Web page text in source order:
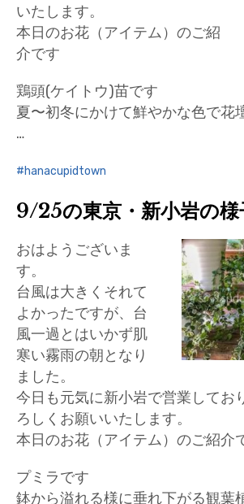
いたします。
本日のお花（アイテム）のご紹
介です
鶏頭(ケイトウ)苗です
夏〜初冬にかけて鮮やかな色で花
…
hanacupidtown
9/25の東京・新小岩の様
おはようございま
す。
台風は大きくそれて
よかったですが、台
風一過とはいかず肌
寒い霧雨の朝となり
ました。
今日も元気に新小岩で営業してお
ろしくお願いいたします。
本日のお花（アイテム）のご紹介
プミラです
鉢から溢れる様に垂れ下がる観葉